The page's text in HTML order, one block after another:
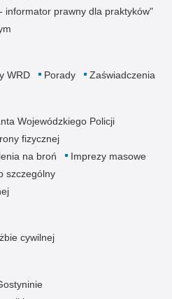
informator prawny dla praktyków"
WRD Porady Zaświadczenia
Wojewódzkiego Policji
fizycznej
na broń
Imprezy masowe
szczególny
cywilnej